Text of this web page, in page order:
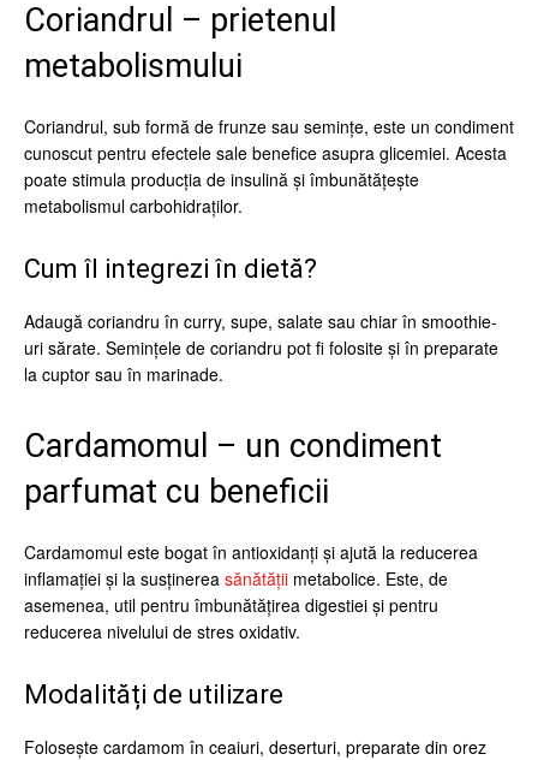
Coriandrul – prietenul
metabolismului
Coriandrul, sub formă de frunze sau semințe, este un condiment
cunoscut pentru efectele sale benefice asupra glicemiei. Acesta
poate stimula producția de insulină și îmbunătățește
metabolismul carbohidraților.
Cum îl integrezi în dietă?
Adaugă coriandru în curry, supe, salate sau chiar în smoothie-
uri sărate. Semințele de coriandru pot fi folosite și în preparate
la cuptor sau în marinade.
Cardamomul – un condiment
parfumat cu beneficii
Cardamomul este bogat în antioxidanți și ajută la reducerea
inflamației și la susținerea sănătății metabolice. Este, de
asemenea, util pentru îmbunătățirea digestiei și pentru
reducerea nivelului de stres oxidativ.
Modalități de utilizare
Folosește cardamom în ceaiuri, deserturi, preparate din orez